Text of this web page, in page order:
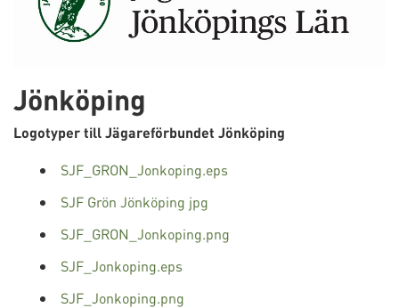
Jönköping
Logotyper till Jägareförbundet Jönköping
SJF_GRON_Jonkoping.eps
SJF Grön Jönköping jpg
SJF_GRON_Jonkoping.png
SJF_Jonkoping.eps
SJF_Jonkoping.png